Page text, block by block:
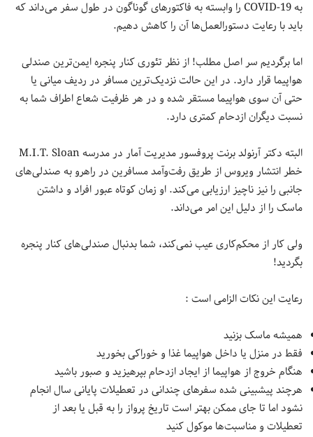
به COVID-19 را وابسته به فاکتورهای گوناگون در طول سفر می‌داند که
باید با رعایت دستورالعمل‌ها آن را کاهش دهیم.
اما برگردیم سر اصل مطلب! از نظر تئوری کنار پنجره ایمن‌ترین صندلی
هواپیما قرار دارد. در این حالت نزدیک‌ترین مسافر در ردیف میانی یا
حتی آن سوی هواپیما مستقر شده و در هر ظرفیت شعاع اطراف شما به
نسبت دیگران ازدحام کمتری دارد.
البته دکتر آرنولد برنت پروفسور مدیریت آمار در مدرسه M.I.T. Sloan
خطر انتشار ویروس از طریق رفت‌وآمد مسافرین در راهرو به صندلی‌های
جانبی را نیز ناچیز ارزیابی می‌کند. او زمان کوتاه عبور افراد و داشتن
ماسک را از دلیل این امر می‌داند.
ولی کار از محکم‌کاری عیب نمی‌کند، شما بدنبال صندلی‌های کنار پنجره
بگردید!
رعایت این نکات الزامی است :
همیشه ماسک بزنید
فقط در منزل یا داخل هواپیما غذا و خوراکی بخورید
هنگام خروج از هواپیما از ایجاد ازدحام بپرهیزید و صبور باشید
هرچند پیشبینی شده سفرهای چندانی در تعطیلات پایانی سال انجام
نشود اما تا جای ممکن بهتر است تاریخ پرواز را به قبل یا بعد از
تعطیلات و مناسبت‌ها موکول کنید